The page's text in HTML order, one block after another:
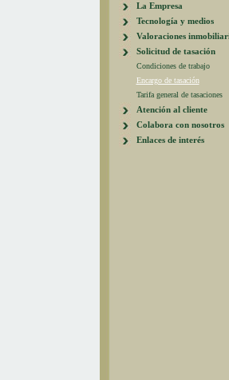
La Empresa
Tecnología y medios
Valoraciones
Solicitud de tasación
Condiciones de trabajo
Encargo de tasación
Tarifa general de tasaciones
Atención al cliente
Colabora con nosotros
Enlaces de interés